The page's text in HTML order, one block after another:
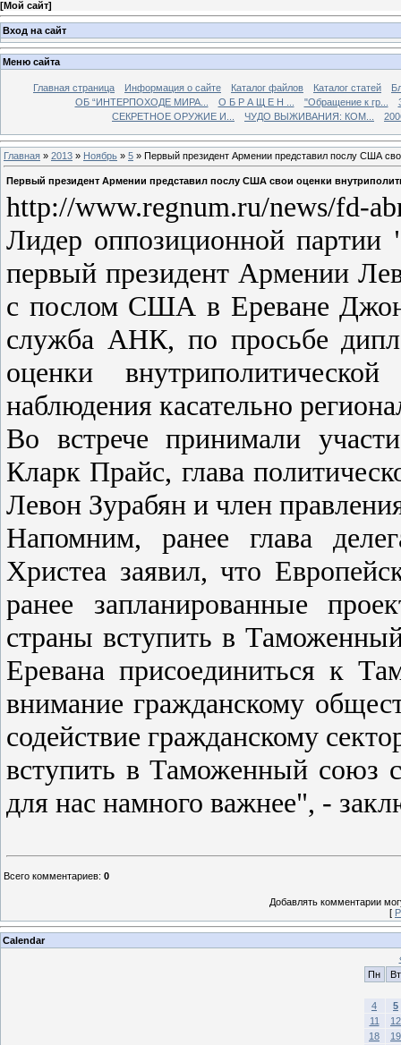
[Мой сайт]
Вход на сайт
Меню сайта
Главная страница Информация о сайте Каталог файлов Каталог статей
ОБ “ИНТЕРПОХОДЕ МИРА...
О Б Р А Щ Е Н ... "Обращение к гр...
СЕКРЕТНОЕ ОРУЖИЕ И...
ЧУДО ВЫЖИВАНИЯ: КОМ...
Главная » 2013 » Ноябрь » 5 » Первый президент Армении представил послу США
Первый президент Армении представил послу США свои оценки
http://www.regnum.ru/news/fd-
Лидер оппозиционной партии
первый президент Армении
с послом США в Ереване
служба АНК, по просьбе
оценки
наблюдения касательно
Во встрече принимали
Кларк Прайс, глава
Левон Зурабян и член
Напомним, ранее глава
Христеа заявил, что
ранее запланированные
страны вступить в
Еревана присоединиться к
внимание гражданскому
содействие гражданскому
вступить в Таможенный союз
для нас намного важнее", -
Всего комментариев: 0
Добавлять комментарии
[
Calendar
Пн
Вт
4
5
11
12
18
19